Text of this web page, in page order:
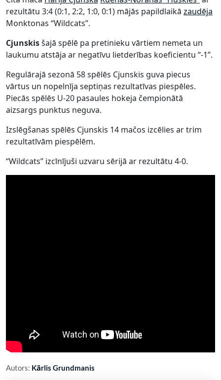
rezultātu 3:4 (0:1, 2:2, 1:0, 0:1) mājās papildlaikā zaudēja
Monktonas “Wildcats”.
Cjunskisšajā spēlē pa pretinieku vārtiem nemeta un
laukumu atstāja ar negatīvu lietderības koeficientu “-1”.
Regulārajā sezonā 58 spēlēs Cjunskis guva piecus
vārtus un nopelnīja septiņas rezultatīvas piespēles.
Piecās spēlēs U-20 pasaules hokeja čempionātā
aizsargs punktus neguva.
Izslēgšanas spēlēs Cjunskis 14 mačos izcēlies ar trim
rezultatīvām piespēlēm.
“Wildcats” izcīnījuši uzvaru sērijā ar rezultātu 4-0.
Autors: Kārlis Grundmanis